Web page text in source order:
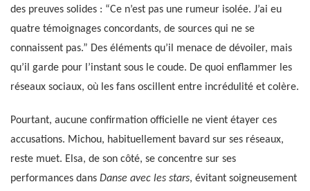
des preuves solides : “Ce n’est pas une rumeur isolée. J’ai eu
quatre témoignages concordants, de sources qui ne se
connaissent pas.” Des éléments qu’il menace de dévoiler, mais
qu’il garde pour l’instant sous le coude. De quoi enflammer les
réseaux sociaux, où les fans oscillent entre incrédulité et colère.
Pourtant, aucune confirmation officielle ne vient étayer ces
accusations. Michou, habituellement bavard sur ses réseaux,
reste muet. Elsa, de son côté, se concentre sur ses
performances dans Danse avec les stars, évitant soigneusement